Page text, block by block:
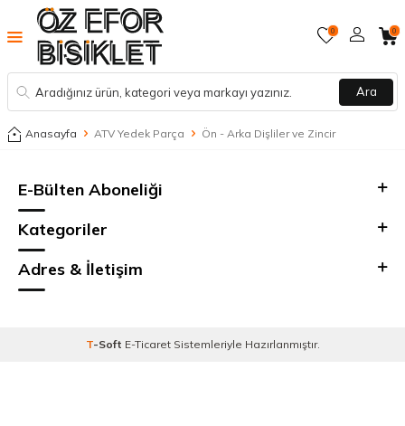
Ara
0 0
Anasayfa ATV Yedek Parça Ön - Arka Dişliler ve Zincir
E-Bülten Aboneliği
Kategoriler
Adres & İletişim
T-Soft E-TicaretSistemleriyle Hazırlanmıştır.